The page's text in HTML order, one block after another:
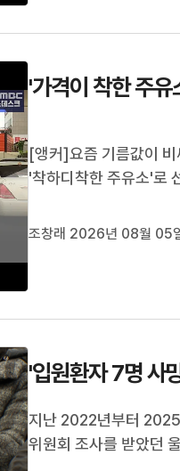
'가격이 착한 주
[앵커]요즘 기름값이
'착하디착한 주유소'로
군 굴화리의 한 주유소.
조창래 2026년 08월 05
'입원환자 7명 사
지난 2022년부터 2025
위원회 조사를 받았던